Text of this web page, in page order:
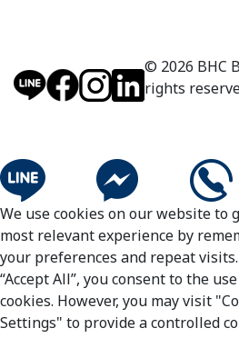
© 2026 BHC
rights
We use cookies on our website to
most relevant experience by
your preferences and repeat
“Accept All”, you consent to the
cookies. However, you may visit
Settings" to provide a controlled